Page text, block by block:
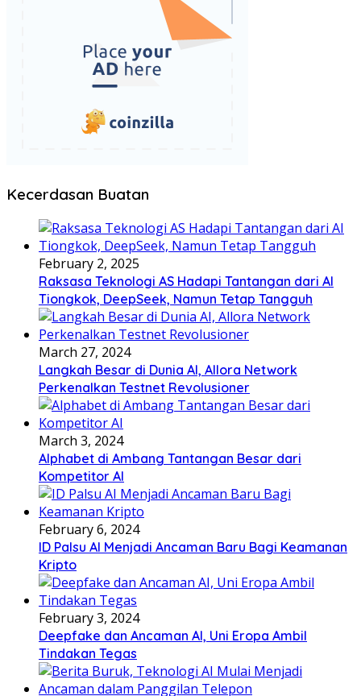
Kecerdasan Buatan
February 2, 2025
Raksasa Teknologi AS Hadapi Tantangan dari AI
Tiongkok, DeepSeek, Namun Tetap Tangguh
March 27, 2024
Langkah Besar di Dunia AI, Allora Network
Perkenalkan Testnet Revolusioner
March 3, 2024
Alphabet di Ambang Tantangan Besar dari
Kompetitor AI
February 6, 2024
ID Palsu AI Menjadi Ancaman Baru Bagi Keamanan
Kripto
February 3, 2024
Deepfake dan Ancaman AI, Uni Eropa Ambil
Tindakan Tegas